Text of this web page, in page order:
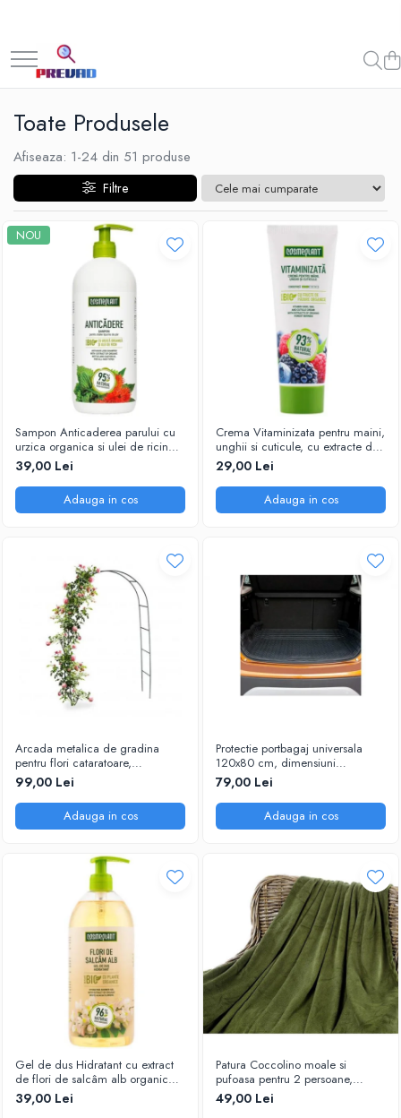
Toate Produsele
Afiseaza: 1-24 din 51 produse
Filtre
NOU
Sampon Anticaderea parului cu
urzica organica si ulei de ricin
Cosmeplant, 1000 ml
39,00 Lei
Adauga in cos
Crema Vitaminizata pentru maini,
unghii si cuticule, cu extracte de
fructe de padure organice, 75 ml
29,00 Lei
Adauga in cos
Arcada metalica de gradina
pentru flori cataratoare,
240x140x38 cm
99,00 Lei
Adauga in cos
Protectie portbagaj universala
120x80 cm, dimensiuni
ajustabile, negru
79,00 Lei
Adauga in cos
Gel de dus Hidratant cu extract
de flori de salcâm alb organic
Cosmeplant, 1000 ml
39,00 Lei
Patura Coccolino moale si
pufoasa pentru 2 persoane,
200X230 cm, Verde
49,00 Lei